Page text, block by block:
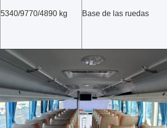
5340/9770/4890 kg Base de las ruedas